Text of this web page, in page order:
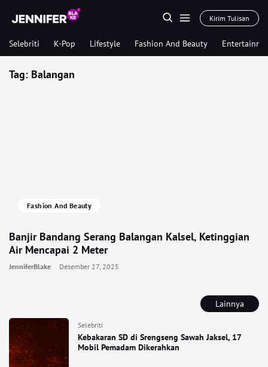
Kirim Tulisan
Selebriti K-Pop Lifestyle Fashion And Beauty
Lainnya
Selebriti
Kebakaran SD di Srengseng Sawah Jaksel, 17
Mobil Pemadam Dikerahkan
Tag: Balangan
Fashion And Beauty
Banjir Bandang Serang Balangan Kalsel, Ketinggian
Air Mencapai 2 Meter
JenniferBlake Desember 27, 2025